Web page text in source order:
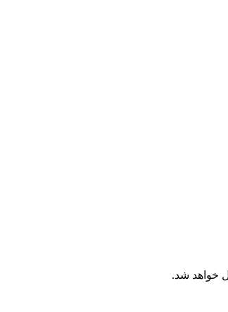
خواهد شد.